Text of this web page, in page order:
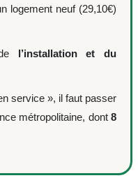
logement neuf (29,10€)
l’installation et du
service », il faut passer
métropolitaine, dont 8